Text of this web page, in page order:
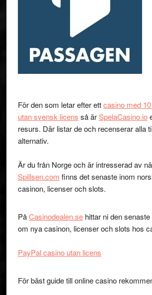
För den som letar efter ettcasino med
utan svensk licens så ärSpelaCasino.io
resurs. Där listar de och recenserar alla
alternativ.
Är du från Norge och är intresserad av
Spillsen.com finns det senaste inom
casinon, licenser och slots.
PåCasinodealen.sehittar ni den senaste
om nya casinon, licenser och slots hos
PayPal casino utan licens
För bäst guide till online casino